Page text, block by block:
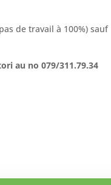
de travail à 100%) sauf
au no 079/311.79.34